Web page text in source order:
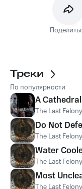
Треки
По популярности
A
The Last Felony
Do Not
The Last Felony
Water
The Last Felony
Most
The Last Felony